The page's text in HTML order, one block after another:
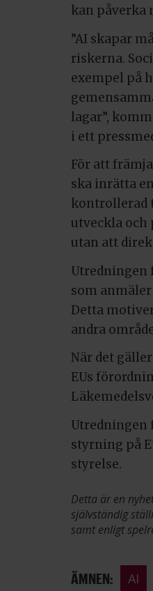
kan påverka
”AI skapar
riskerna.
exempel på
lagar”,
i ett
För att
ska inrätta
kontrollerad
utveckla och
utan att
Utredningen
som
Detta
andra
När det
EUs
Utredningen
styrning på
styrelse.
Detta är en
självständig
samt enligt
ÄMNEN: AI